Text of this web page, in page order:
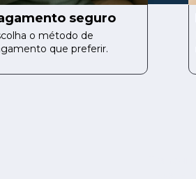
seguro
o método de
que preferir.